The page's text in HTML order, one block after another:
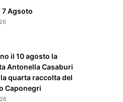
Agsoto
il 10 agosto la
Antonella Casaburi
quarta raccolta del
Caponegri